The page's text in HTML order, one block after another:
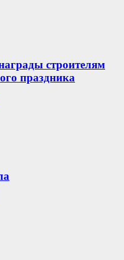
строителям
праздника